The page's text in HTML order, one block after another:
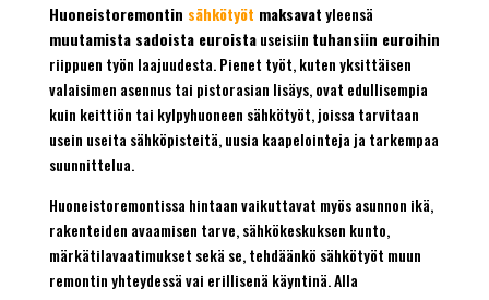
Huoneistoremontin sähkötyöt maksavatyleensä
muutamista sadoista euroistauseisiin tuhansiin euroihin
riippuen työn laajuudesta. Pienet työt, kuten yksittäisen
valaisimen asennus tai pistorasian lisäys, ovat edullisempia
kuin keittiön tai kylpyhuoneen sähkötyöt, joissa tarvitaan
usein useita sähköpisteitä, uusia kaapelointeja ja tarkempaa
suunnittelua.
Huoneistoremontissa hintaan vaikuttavat myös asunnon ikä,
rakenteiden avaamisen tarve, sähkökeskuksen kunto,
märkätilavaatimukset sekä se, tehdäänkö sähkötyöt muun
remontin yhteydessä vai erillisenä käyntinä. Alla